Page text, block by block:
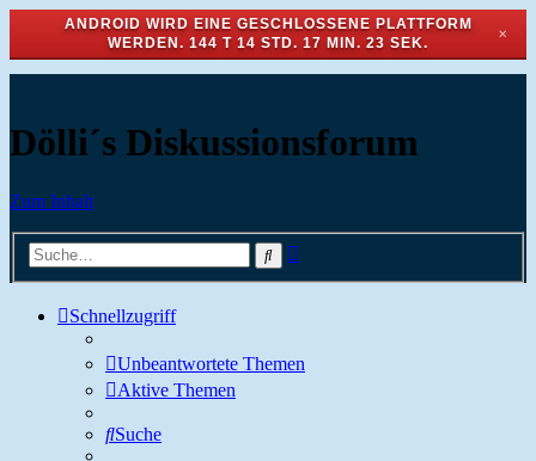
ANDROID WIRD EINE GESCHLOSSENE PLATTFORM
WERDEN. 144 T 14 STD. 17 MIN. 23 SEK.
✕
Dölli´s Diskussionsforum
Zum Inhalt
Suche
Schnellzugriff
Unbeantwortete Themen
Aktive Themen
Suche